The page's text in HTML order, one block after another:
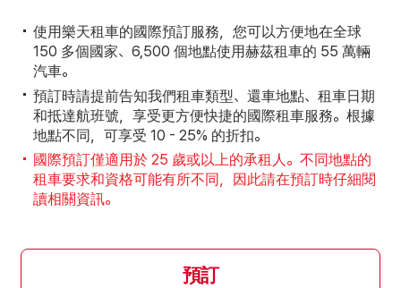
使用樂天租車的國際預訂服務，您可以方便地在全球
150 多個國家、6,500 個地點使用赫茲租車的 55 萬輛
汽車。
預訂時請提前告知我們租車類型、還車地點、租車日期
和抵達航班號，享受更方便快捷的國際租車服務。根據
地點不同，可享受 10 - 25% 的折扣。
國際預訂僅適用於 25 歲或以上的承租人。不同地點的
租車要求和資格可能有所不同，因此請在預訂時仔細閱
讀相關資訊。
預訂